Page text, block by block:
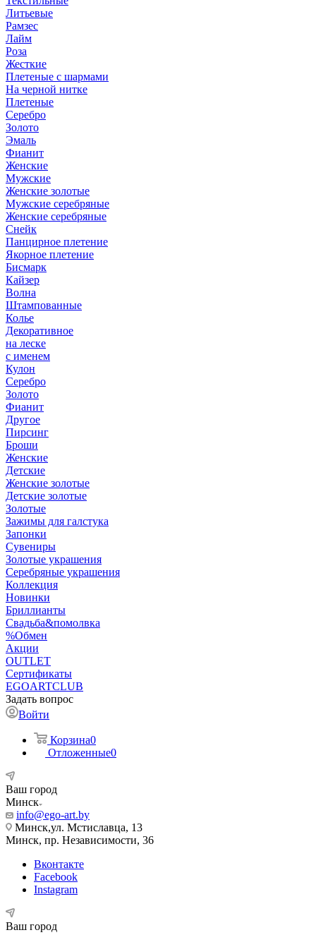
Литьевые
Рамзес
Лайм
Роза
Жесткие
Плетеные с шармами
На черной нитке
Плетеные
Серебро
Золото
Эмаль
Фианит
Женские
Мужские
Женские золотые
Мужские серебряные
Женские серебряные
Снейк
Панцирное плетение
Якорное плетение
Бисмарк
Кайзер
Волна
Штампованные
Колье
Декоративное
на леске
с именем
Кулон
Серебро
Золото
Фианит
Другое
Пирсинг
Броши
Женские
Детские
Женские золотые
Детские золотые
Золотые
Зажимы для галстука
Запонки
Сувениры
Золотые украшения
Серебряные украшения
Коллекция
Новинки
Бриллианты
Свадьба&помолвка
%Обмен
Акции
OUTLET
Сертификаты
EGOARTCLUB
Задать вопрос
Войти
Корзина0
Отложенные0
Ваш город
Минск
info@ego-art.by
Минск,ул. Мстиславца, 13
Минск, пр. Независимости, 36
Вконтакте
Facebook
Instagram
Ваш город